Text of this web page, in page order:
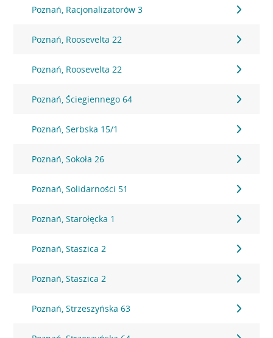
Poznań, Racjonalizatorów 3
Poznań, Roosevelta 22
Poznań, Roosevelta 22
Poznań, Ściegiennego 64
Poznań, Serbska 15/1
Poznań, Sokoła 26
Poznań, Solidarności 51
Poznań, Starołęcka 1
Poznań, Staszica 2
Poznań, Staszica 2
Poznań, Strzeszyńska 63